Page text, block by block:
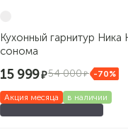
Кухонный гарнитур
сонома
15 999 54 000 -70%
Акция месяца в наличии